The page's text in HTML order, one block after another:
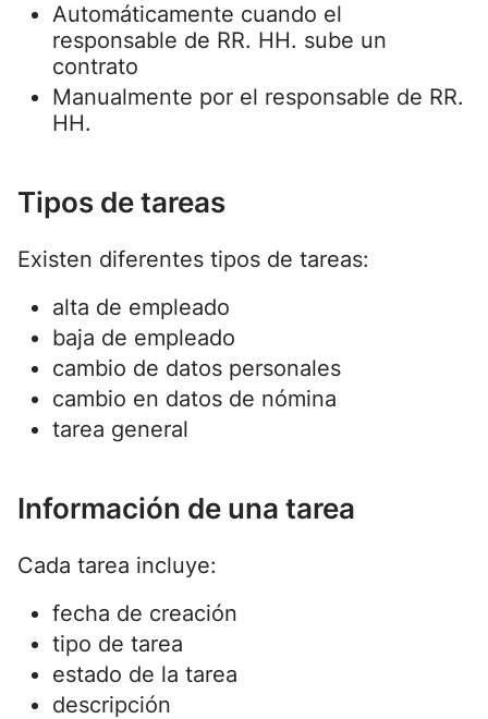
Automáticamente cuando el
responsable de RR. HH. sube un
contrato
Manualmente por el responsable de RR.
HH.
Tipos de tareas
Existen diferentes tipos de tareas:
alta de empleado
baja de empleado
cambio de datos personales
cambio en datos de nómina
tarea general
Información de una tarea
Cada tarea incluye:
fecha de creación
tipo de tarea
estado de la tarea
descripción